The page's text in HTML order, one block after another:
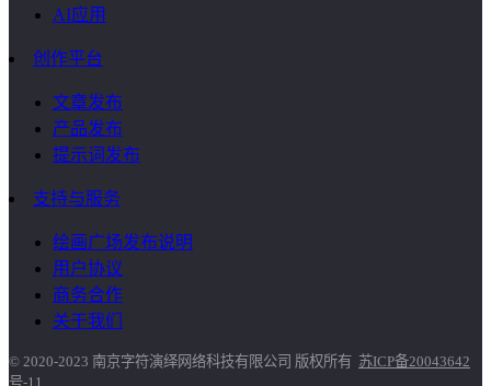
AI应用
创作平台
文章发布
产品发布
提示词发布
支持与服务
绘画广场发布说明
用户协议
商务合作
关于我们
© 2020-2023 南京字符演绎网络科技有限公司 版权所有 苏ICP备20043642
号-11